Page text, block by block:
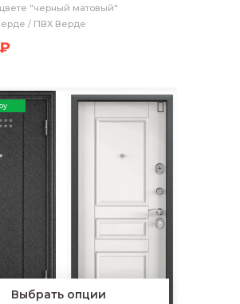
цвете "черный матовый"
/ ПВХ Верде
Выбрать опции